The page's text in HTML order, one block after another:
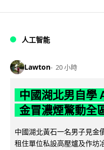
人工智能
Lawton 20 小時
中國湖北男自學
金冒濃煙驚動全
中國湖北黃石一名男子見金
租住單位私設高壓爐及作坊